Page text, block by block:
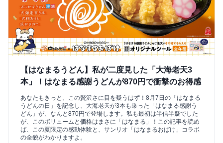
【はなまるうどん】私が二度見した「大海老天3
本」！はなまる感謝うどんが870円で衝撃のお得感
あなたもきっと、この贅沢さに目を疑うはず！8月7日の「はなまる
うどんの日」を記念し、大海老天が3本も乗った「はなまる感謝う
どん」が、なんと870円で登場します。私も最初は半信半疑でした
が、このボリュームと価格はまさに「はなまる」！この記事を読め
ば、この夏限定の感動体験と、サンリオ「はなまるおばけ」コラボ
の全貌がわかりますよ。